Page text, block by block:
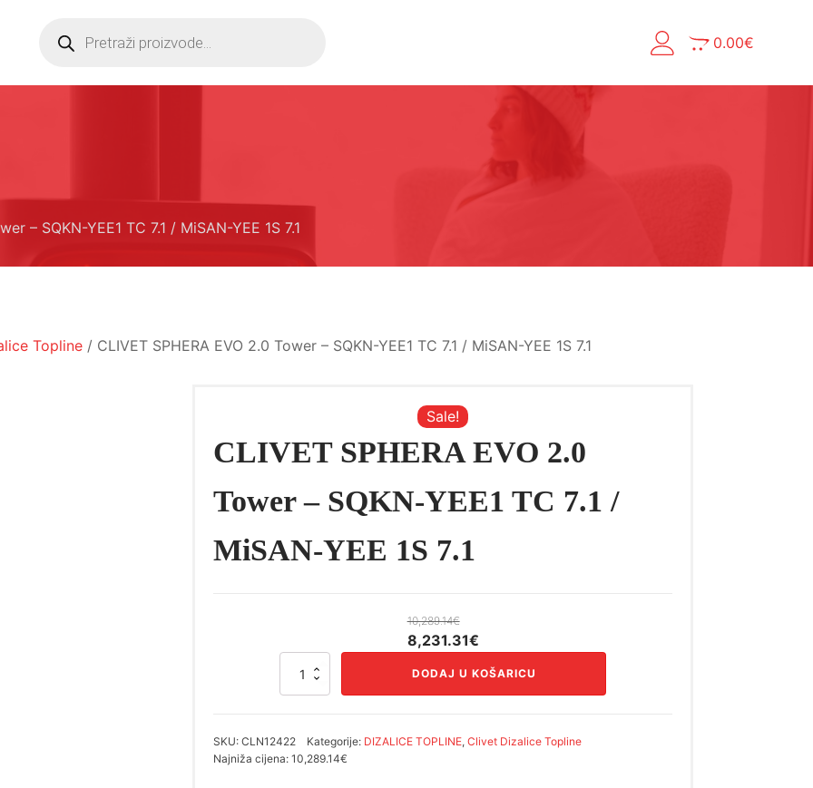
Products
search
0.00€
– SQKN-YEE1 TC 7.1 / MiSAN-YEE 1S 7.1
Topline / CLIVET SPHERA EVO 2.0 Tower – SQKN-YEE1 TC 7.1 / MiSAN-YEE 1S 7.1
Sale!
CLIVET SPHERA EVO 2.0
Tower – SQKN-YEE1 TC 7.1 /
MiSAN-YEE 1S 7.1
10,289.14€
Izvorna
8,231.31€Trenutna
cijena
CLIVET
Tower
–
DODAJ U KOŠARICU
SKU:CLN12422 Kategorije: DIZALICE TOPLINE,Clivet Dizalice Topline
Najniža cijena:10,289.14€